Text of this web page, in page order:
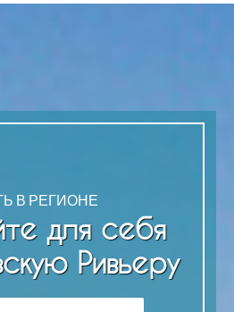
В РЕГИОНЕ
для себя
Ривьеру